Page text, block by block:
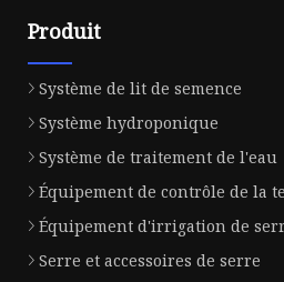
Produit
Système de lit de semence
Système hydroponique
Système de traitement de l'eau
Équipement de contrôle de la
Équipement d'irrigation de
Serre et accessoires de serre